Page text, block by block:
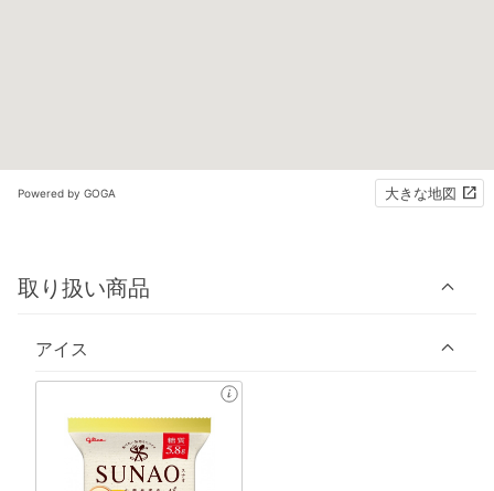
Powered by GOGA 大きな地図
取り扱い商品
アイス